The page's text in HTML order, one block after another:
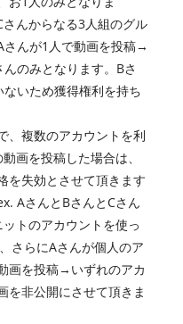
んからなる3人組のグル
さんが1人で動画を投稿→
のみとなります。Bさ
いため獲得権利を持ち
、複数のアカウントを利
画を投稿した場合は、
を失効とさせて頂きます
AさんとBさんとCさん
トのアカウントを使っ
さらにAさんが個人のア
画を投稿→いずれのアカ
を非公開にさせて頂きま